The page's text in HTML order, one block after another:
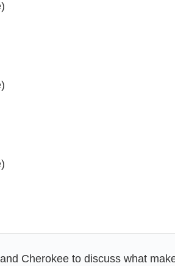
Cherokee to discuss what